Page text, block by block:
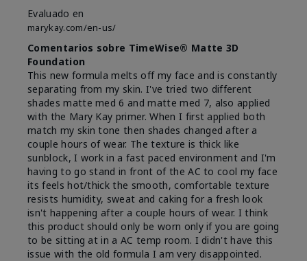
Evaluado en
marykay.com/en-us/
Comentarios sobre TimeWise® Matte 3D
Foundation
This new formula melts off my face and is constantly
separating from my skin. I've tried two different
shades matte med 6 and matte med 7, also applied
with the Mary Kay primer. When I first applied both
match my skin tone then shades changed after a
couple hours of wear. The texture is thick like
sunblock, I work in a fast paced environment and I'm
having to go stand in front of the AC to cool my face
its feels hot/thick the smooth, comfortable texture
resists humidity, sweat and caking for a fresh look
isn't happening after a couple hours of wear. I think
this product should only be worn only if you are going
to be sitting at in a AC temp room. I didn't have this
issue with the old formula I am very disappointed.